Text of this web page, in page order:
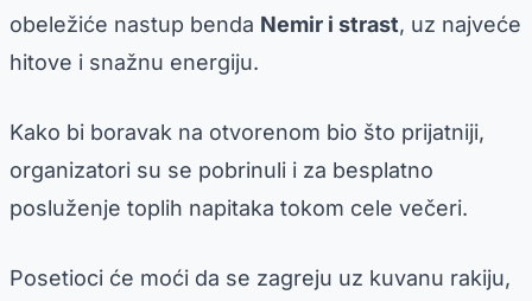
obeležiće nastup benda Nemir i strast, uz najveće
hitove i snažnu energiju.
Kako bi boravak na otvorenom bio što prijatniji,
organizatori su se pobrinuli i za besplatno
posluženje toplih napitaka tokom cele večeri.
Posetioci će moći da se zagreju uz kuvanu rakiju,